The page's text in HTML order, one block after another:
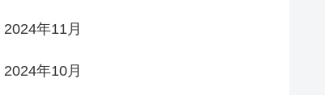
2024年11月
2024年10月